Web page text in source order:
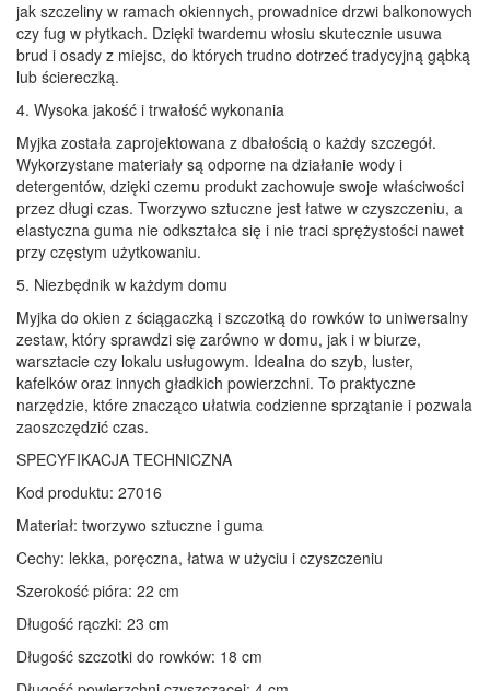
jak szczeliny w ramach okiennych, prowadnice drzwi balkonowych
czy fug w płytkach. Dzięki twardemu włosiu skutecznie usuwa
brud i osady z miejsc, do których trudno dotrzeć tradycyjną gąbką
lub ściereczką.
4. Wysoka jakość i trwałość wykonania
Myjka została zaprojektowana z dbałością o każdy szczegół.
Wykorzystane materiały są odporne na działanie wody i
detergentów, dzięki czemu produkt zachowuje swoje właściwości
przez długi czas. Tworzywo sztuczne jest łatwe w czyszczeniu, a
elastyczna guma nie odkształca się i nie traci sprężystości nawet
przy częstym użytkowaniu.
5. Niezbędnik w każdym domu
Myjka do okien z ściągaczką i szczotką do rowków to uniwersalny
zestaw, który sprawdzi się zarówno w domu, jak i w biurze,
warsztacie czy lokalu usługowym. Idealna do szyb, luster,
kafelków oraz innych gładkich powierzchni. To praktyczne
narzędzie, które znacząco ułatwia codzienne sprzątanie i pozwala
zaoszczędzić czas.
SPECYFIKACJA TECHNICZNA
Kod produktu: 27016
Materiał: tworzywo sztuczne i guma
Cechy: lekka, poręczna, łatwa w użyciu i czyszczeniu
Szerokość pióra: 22 cm
Długość rączki: 23 cm
Długość szczotki do rowków: 18 cm